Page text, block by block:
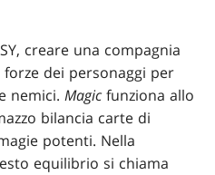
creare una compagnia
dei personaggi per
nemici.Magicfunziona allo
bilancia carte di
potenti. Nella
equilibrio si chiama